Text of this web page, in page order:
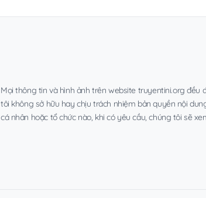
Mọi thông tin và hình ảnh trên website truyentini.org đều
tôi không sở hữu hay chịu trách nhiệm bản quyền nội
cá nhân hoặc tổ chức nào, khi có yêu cầu, chúng tôi sẽ